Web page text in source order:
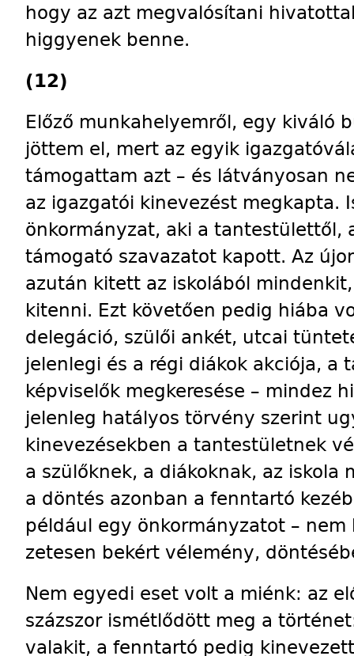
hogy az azt megvalósítani
higgyenek benne.
(12)
Előző munkahelyemről, egy kiváló
jöttem el, mert az egyik
támogattam azt – és látványosan
az igazgatói kinevezést megkapta.
önkormányzat, aki a tantestülettől,
támogató szavazatot kapott. Az
azután kitett az iskolából
kitenni. Ezt követően pedig hiába
delegáció, szülői ankét, utcai
jelenlegi és a régi diákok akciója, a
képviselők megkeresése – mindez
jelenleg hatályos törvény szerint
kinevezésekben a tantestületnek
a szülőknek, a diákoknak, az iskola
a döntés azonban a fenntartó
például egy önkormányzatot –
zetesen bekért vélemény,
Nem egyedi eset volt a miénk: az
százszor ismétlődött meg a
valakit, a fenntartó pedig